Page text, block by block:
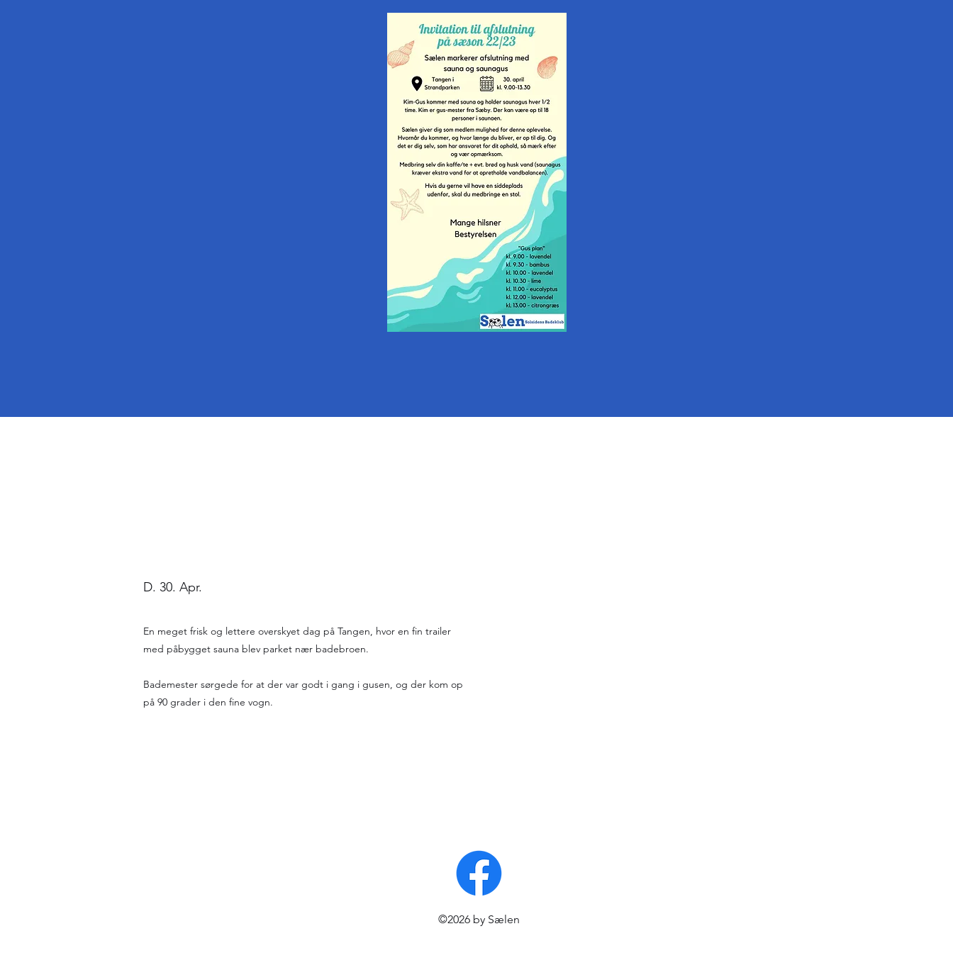
D. 30. Apr.
En meget frisk og lettere overskyet dag på Tangen, hvor en fin trailer
med påbygget sauna blev parket nær badebroen.
Bademester sørgede for at der var godt i gang i gusen, og der kom op
på 90 grader i den fine vogn.
©2026 by Sælen